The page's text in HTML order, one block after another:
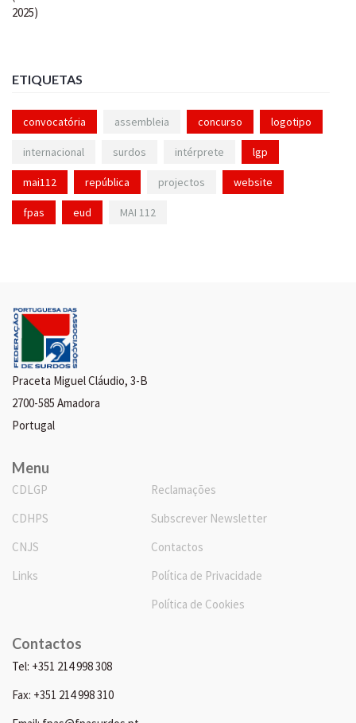
ETIQUETAS
convocatória assembleia concurso logotipo
internacional surdos intérprete lgp
mai112 república projectos website
fpas eud MAI 112
Praceta Miguel Cláudio, 3-B
2700-585 Amadora
Portugal
Menu
CDLGP
CDHPS
CNJS
Links
Reclamações
Subscrever Newsletter
Contactos
Política de Privacidade
Política de Cookies
Contactos
Tel: +351 214 998 308
Fax: +351 214 998 310